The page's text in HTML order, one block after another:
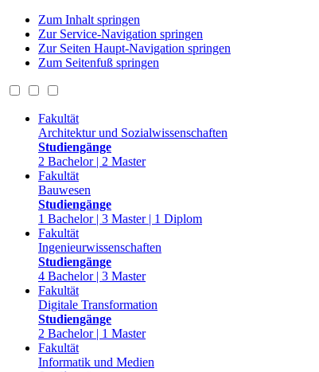
Zum Inhalt springen
Zur Service-Navigation springen
Zur Seiten Haupt-Navigation springen
Zum Seitenfuß springen
Fakultät
Architektur und Sozialwissenschaften
Studiengänge
2 Bachelor | 2 Master
Fakultät
Bauwesen
Studiengänge
1 Bachelor | 3 Master | 1 Diplom
Fakultät
Ingenieurwissenschaften
Studiengänge
4 Bachelor | 3 Master
Fakultät
Digitale Transformation
Studiengänge
2 Bachelor | 1 Master
Fakultät
Informatik und Medien